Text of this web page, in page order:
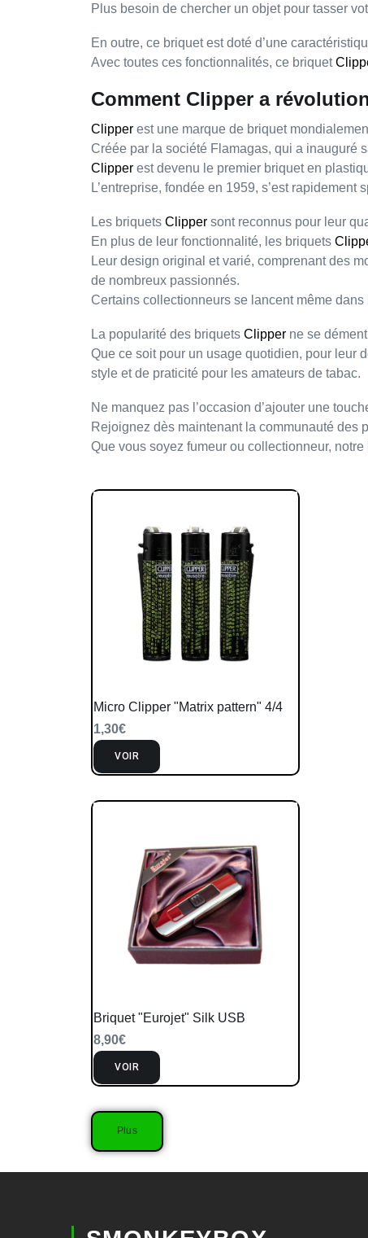
Plus besoin de chercher un objet pour tasser
En outre, ce briquet est doté d’une
Avec toutes ces fonctionnalités, ce briquet
Comment Clipper a
Clipper est une marque de briquet
Créée par la société Flamagas, qui a inauguré
Clipper est devenu le premier briquet en
L’entreprise, fondée en 1959, s’est rapidement
Les briquets Clipper sont reconnus pour leur
En plus de leur fonctionnalité, les briquets
Leur design original etvarié, comprenant des
de nombreux passionnés.
Certains collectionneurs se lancent même
La popularité des briquets Clipper ne se
Que ce soit pour un usage quotidien, pour leur
style et de praticité pour les amateurs de tabac.
Ne manquez pas l’occasion d’ajouter une
Rejoignez dès maintenant la communauté des
Que vous soyez fumeur ou collectionneur,
Micro Clipper "Matrix pattern" 4/4
1,30€
VOIR
Briquet "Eurojet" Silk USB
8,90€
VOIR
Plus